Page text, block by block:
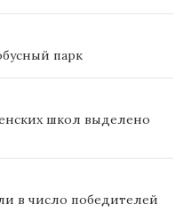
парк
школ выделено
в число победителей